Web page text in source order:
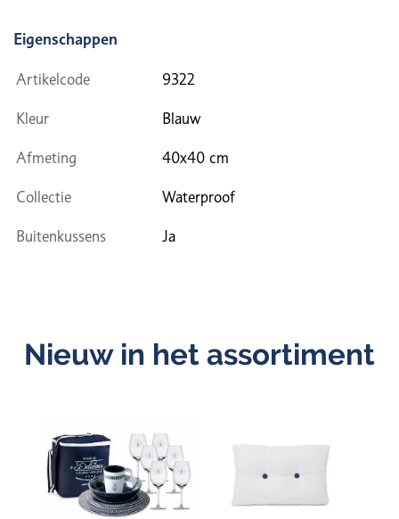
Eigenschappen
Artikelcode 9322
Kleur Blauw
Afmeting 40x40 cm
Collectie Waterproof
Buitenkussens Ja
Nieuw in het assortiment